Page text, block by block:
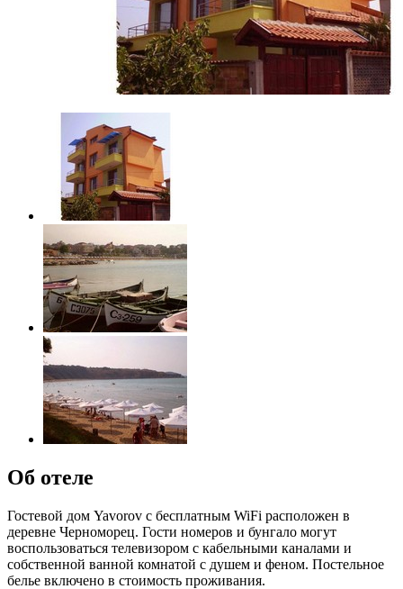
Об отеле
Гостевой дом Yavorov с бесплатным WiFi расположен в
деревне Черноморец. Гости номеров и бунгало могут
воспользоваться телевизором с кабельными каналами и
собственной ванной комнатой с душем и феном. Постельное
белье включено в стоимость проживания.